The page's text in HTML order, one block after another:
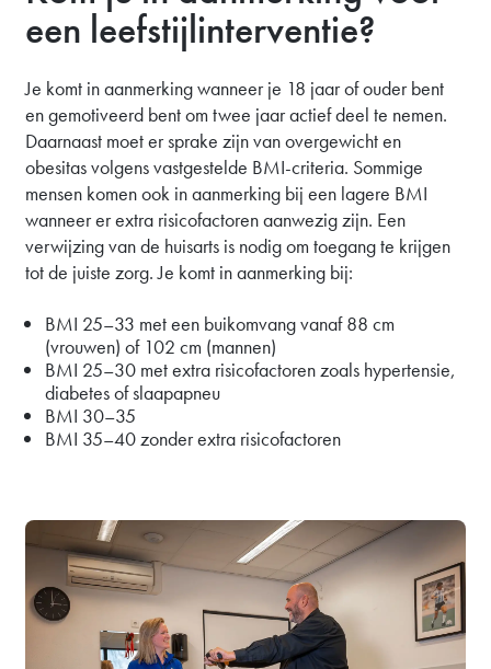
een leefstijlinterventie?
Je komt in aanmerking wanneer je 18 jaar of ouder bent
en gemotiveerd bent om twee jaar actief deel te nemen.
Daarnaast moet er sprake zijn van overgewicht en
obesitas volgens vastgestelde BMI-criteria. Sommige
mensen komen ook in aanmerking bij een lagere BMI
wanneer er extra risicofactoren aanwezig zijn. Een
verwijzing van de huisarts is nodig om toegang te krijgen
tot de juiste zorg. Je komt in aanmerking bij:
BMI 25–33 met een buikomvang vanaf 88 cm
(vrouwen) of 102 cm (mannen)
BMI 25–30 met extra risicofactoren zoals hypertensie,
diabetes of slaapapneu
BMI 30–35
BMI 35–40 zonder extra risicofactoren